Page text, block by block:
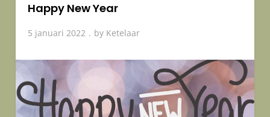
Happy New Year
5 januari 2022 by Ketelaar